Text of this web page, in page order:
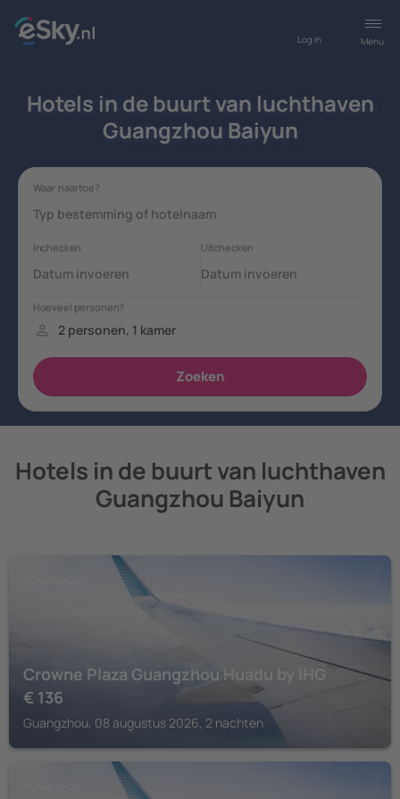
Menu
Log in
Hotels in de buurt van luchthaven
Guangzhou Baiyun
Hotels in de buurt van luchthaven
Guangzhou Baiyun
Crowne Plaza Guangzhou Huadu by IHG
€ 136
Guangzhou, 08 augustus 2026, 2 nachten